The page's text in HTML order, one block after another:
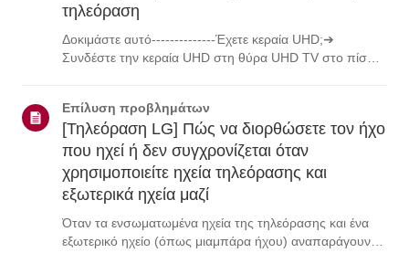
τηλεόραση
Δοκιμάστε αυτό--------------Έχετε κεραία UHD;➔
Συνδέστε την κεραία UHD στη θύρα UHD TV στο πίσω
κεραίαΕγκαταστήστε μια κεραία σε μια θέση όπου
μπορεί να ...
Επίλυση προβλημάτων
[Τηλεόραση LG] Πώς να διορθώσετε τον ήχο
που ηχεί ή δεν συγχρονίζεται όταν
χρησιμοποιείτε ηχεία τηλεόρασης και
εξωτερικά ηχεία μαζί
Όταν τα ενσωματωμένα ηχεία της τηλεόρασης και ένα
εξωτερικό ηχείο (όπως μιαμπάρα ήχου) αναπαράγουν